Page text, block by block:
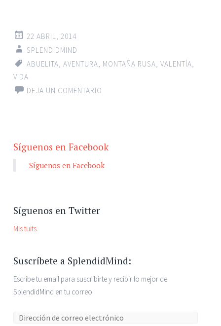
22 ABRIL, 2014
SPLENDIDMIND
ABUELITA, AVENTURA, MONTAÑA RUSA, VALENTÍA,
VIDA
DEJA UN COMENTARIO
Síguenos en Facebook
Síguenos en Facebook
Síguenos en Twitter
Mis tuits
Suscríbete a SplendidMind:
Escribe tu email para suscribirte y recibir lo mejor de
SplendidMind en tu correo.
Dirección de correo electrónico: